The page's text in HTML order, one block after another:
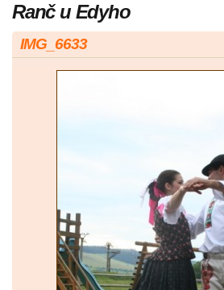
Ranč u Edyho
IMG_6633